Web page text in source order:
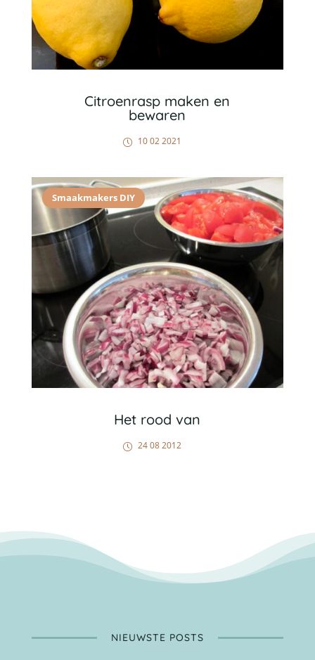
Citroenrasp maken en
bewaren
10 02 2021
Smaakmakers DIY
Het rood van
24 08 2012
NIEUWSTE POSTS